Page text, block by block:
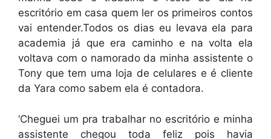
escritório em casa quem ler os primeiros contos
vai entender.Todos os dias eu levava ela para
academia já que era caminho e na volta ela
voltava com o namorado da minha assistente o
Tony que tem uma loja de celulares e é cliente
da Yara como sabem ela é contadora.
‘Cheguei um pra trabalhar no escritório e minha
assistente chegou toda feliz pois havia